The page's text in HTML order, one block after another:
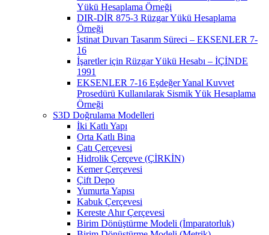
Yükü Hesaplama Örneği
DIR-DİR 875-3 Rüzgar Yükü Hesaplama
Örneği
İstinat Duvarı Tasarım Süreci – EKSENLER 7-
16
İşaretler için Rüzgar Yükü Hesabı – İÇİNDE
1991
EKSENLER 7-16 Eşdeğer Yanal Kuvvet
Prosedürü Kullanılarak Sismik Yük Hesaplama
Örneği
S3D Doğrulama Modelleri
İki Katlı Yapı
Orta Katlı Bina
Çatı Çerçevesi
Hidrolik Çerçeve (ÇİRKİN)
Kemer Çerçevesi
Çift Depo
Yumurta Yapısı
Kabuk Çerçevesi
Kereste Ahır Çerçevesi
Birim Dönüştürme Modeli (İmparatorluk)